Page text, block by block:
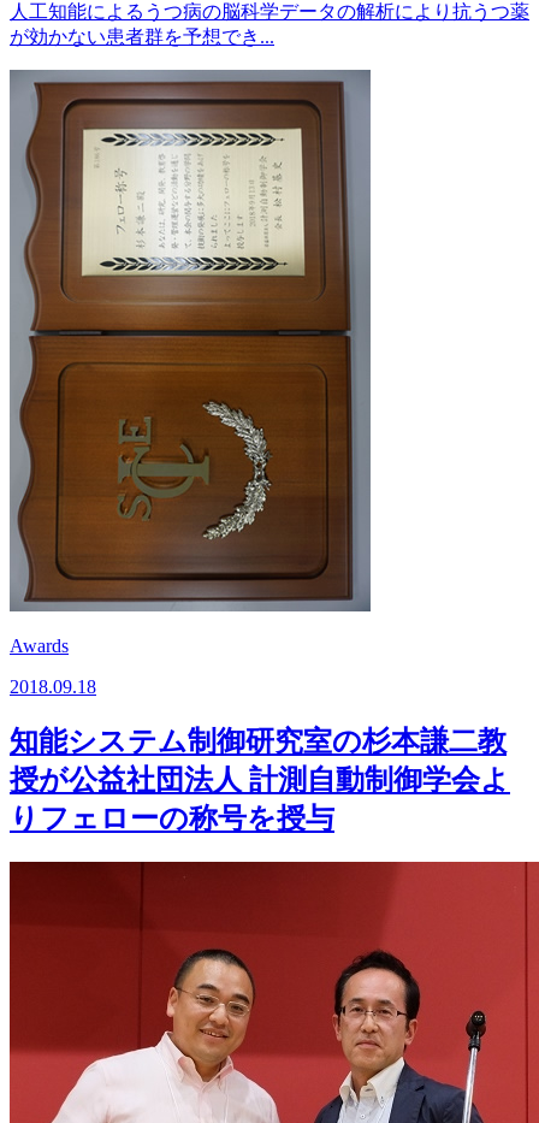
人工知能によるうつ病の脳科学データの解析により抗うつ薬
が効かない患者群を予想でき...
Awards
2018.09.18
知能システム制御研究室の杉本謙二教
授が公益社団法人 計測自動制御学会よ
りフェローの称号を授与